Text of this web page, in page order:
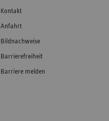
Kontakt
Anfahrt
Bildnachweise
Barrierefreiheit
Barriere melden